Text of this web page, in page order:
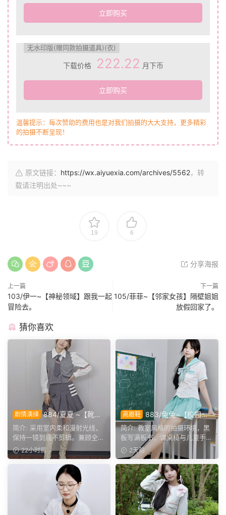
立即购买
无水印版(赠同款拍摄道具)(衣)
下载价格 222.22 月下币
立即购买
温馨提示：每次赞助的费用也是对我们拍摄的大大支持，更多精彩
的拍摄不断呈现！
原文链接： https://wx.aiyuexia.com/archives/5562，转
载请注明出处~~~
19 6
分享海报
上一篇
103/伊一~【神秘领域】跟我一起
冒险去。
下一篇
105/菲菲~【邻家女孩】隔壁姐姐
放假回家了。
猜你喜欢
剧情演绎 884/夏夏 ~【靴内
微扰】异物入靴步履微滞，演
绎真实硌脚细微神态。
简介: 采用室内柔和漫射光线，
保持一镜到底不剪辑。兼顾全景
人像与靴筒足部特写交...
22小时前
高跟鞋 883/兔兔~【校园清
欢】黑板课桌椅为伴，水手服
演绎烂漫青春光景。
简介: 教室风格的拍摄环境，黑
板写满板书，课桌椅与儿童手绘
作品烘托校园氛围。兔...
2天前